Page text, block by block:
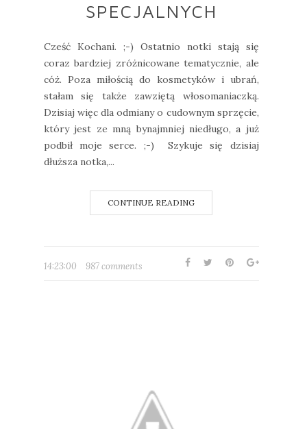
SPECJALNYCH
Cześć Kochani. ;-) Ostatnio notki stają się
coraz bardziej zróżnicowane tematycznie, ale
cóż. Poza miłością do kosmetyków i ubrań,
stałam się także zawziętą włosomaniaczką.
Dzisiaj więc dla odmiany o cudownym sprzęcie,
który jest ze mną bynajmniej niedługo, a już
podbił moje serce. ;-) Szykuje się dzisiaj
dłuższa notka,...
CONTINUE READING
14:23:00 987 comments